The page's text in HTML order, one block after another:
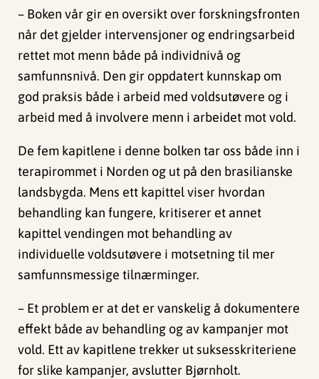
­– Boken vår gir en oversikt over forskningsfronten
når det gjelder intervensjoner og endringsarbeid
rettet mot menn både på individnivå og
samfunnsnivå. Den gir oppdatert kunnskap om
god praksis både i arbeid med voldsutøvere og i
arbeid med å involvere menn i arbeidet mot vold.
De fem kapitlene i denne bolken tar oss både inn i
terapirommet i Norden og ut på den brasilianske
landsbygda. Mens ett kapittel viser hvordan
behandling kan fungere, kritiserer et annet
kapittel vendingen mot behandling av
individuelle voldsutøvere i motsetning til mer
samfunnsmessige tilnærminger.
– Et problem er at det er vanskelig å dokumentere
effekt både av behandling og av kampanjer mot
vold. Ett av kapitlene trekker ut suksesskriteriene
for slike kampanjer, avslutter Bjørnholt.